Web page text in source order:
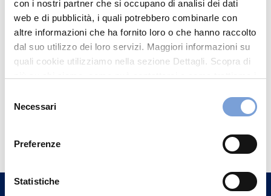
con i nostri partner che si occupano di analisi dei dati
web e di pubblicità, i quali potrebbero combinarle con
altre informazioni che ha fornito loro o che hanno raccolto
dal suo utilizzo dei loro servizi. Maggiori informazioni su
quali cookie utilizziamo nella sezione Dettagli. Scopra di
può trovare nel footer del sito nella sezione "Informativa
delNecessari
Preferenze
Statistiche
informazioni?
un nostro Agente.